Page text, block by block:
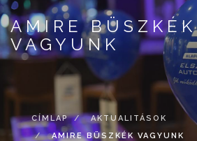
AMIRE BÜSZKÉK
VAGYUNK
CÍMLAP
AKTUALITÁSOK
AMIRE BÜSZKÉK VAGYUNK